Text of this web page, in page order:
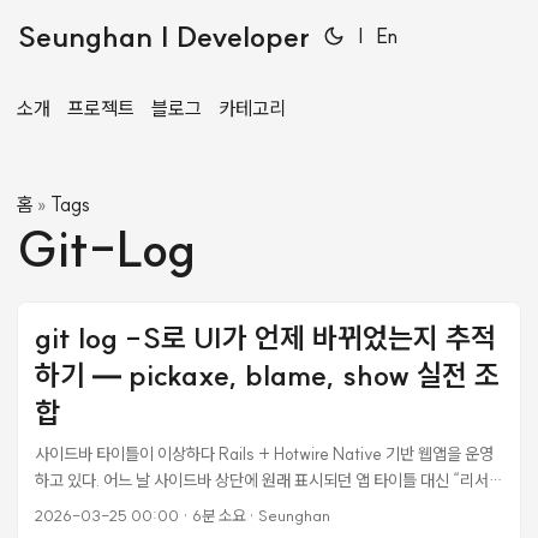
Seunghan | Developer | En
소개 프로젝트 블로그 카테고리
홈 » Tags
Git-Log
git log -S로 UI가 언제 바뀌었는지 추적
하기 — pickaxe, blame, show 실전 조
합
사이드바 타이틀이 이상하다 Rails + Hotwire Native 기반 웹앱을 운영
하고 있다. 어느 날 사이드바 상단에 원래 표시되던 앱 타이틀 대신 “리서치
·정보분석” 같은 팀 이름이 들어가 있는 걸 발견했다. 분명 예전에는 앱 이
2026-03-25 00:00 · 6분 소요· Seunghan